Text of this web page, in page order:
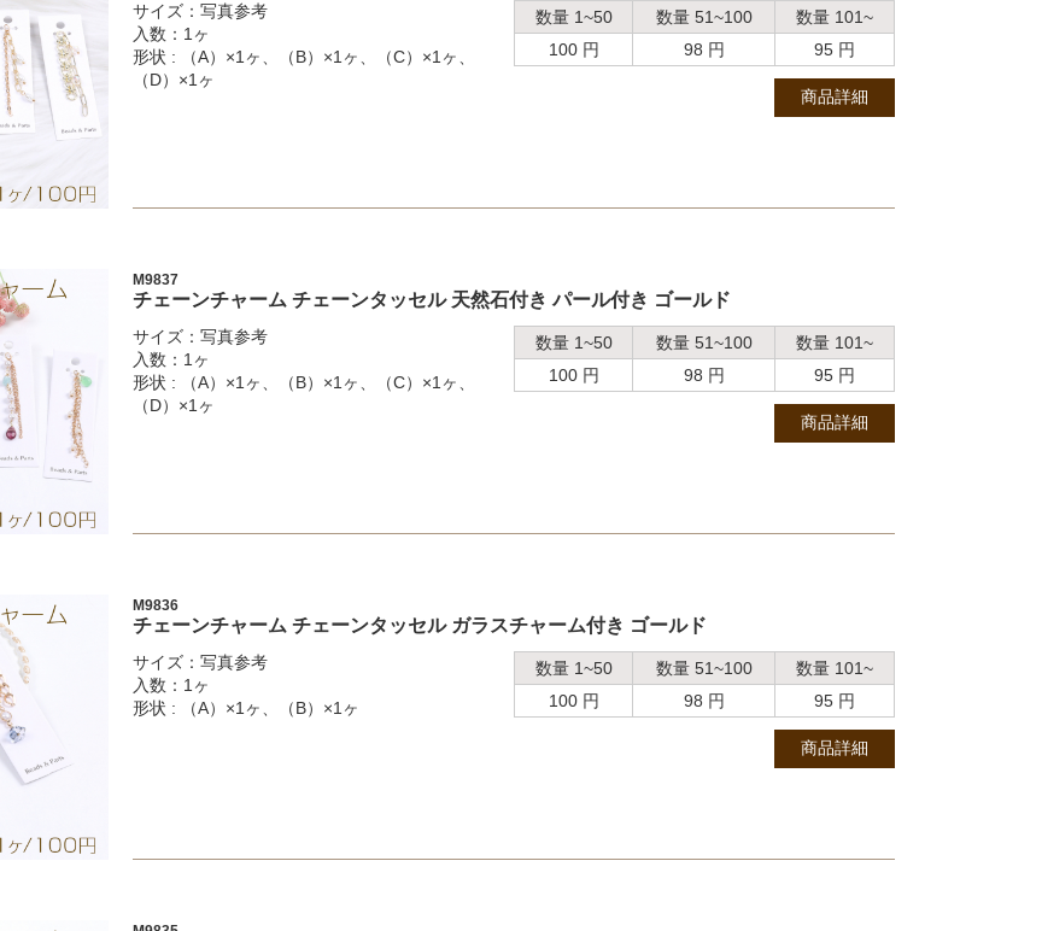
サイズ：写真参考
入数：1ヶ
形状 : （A）×1ヶ、（B）×1ヶ、（C）×1ヶ、
（D）×1ヶ
数量 1~50 数量 51~100
数量 101~
100 円
98 円 95 円
商品詳細
M9837
チェーンチャーム チェーンタッセル 天然石付き パール付き ゴールド
サイズ：写真参考
入数：1ヶ
形状 : （A）×1ヶ、（B）×1ヶ、（C）×1ヶ、
（D）×1ヶ
数量 1~50 数量 51~100
数量 101~
100 円
98 円 95 円
商品詳細
M9836
チェーンチャーム チェーンタッセル ガラスチャーム付き ゴールド
サイズ：写真参考
入数：1ヶ
形状 : （A）×1ヶ、（B）×1ヶ
数量 1~50 数量 51~100
数量 101~
100 円
98 円 95 円
商品詳細